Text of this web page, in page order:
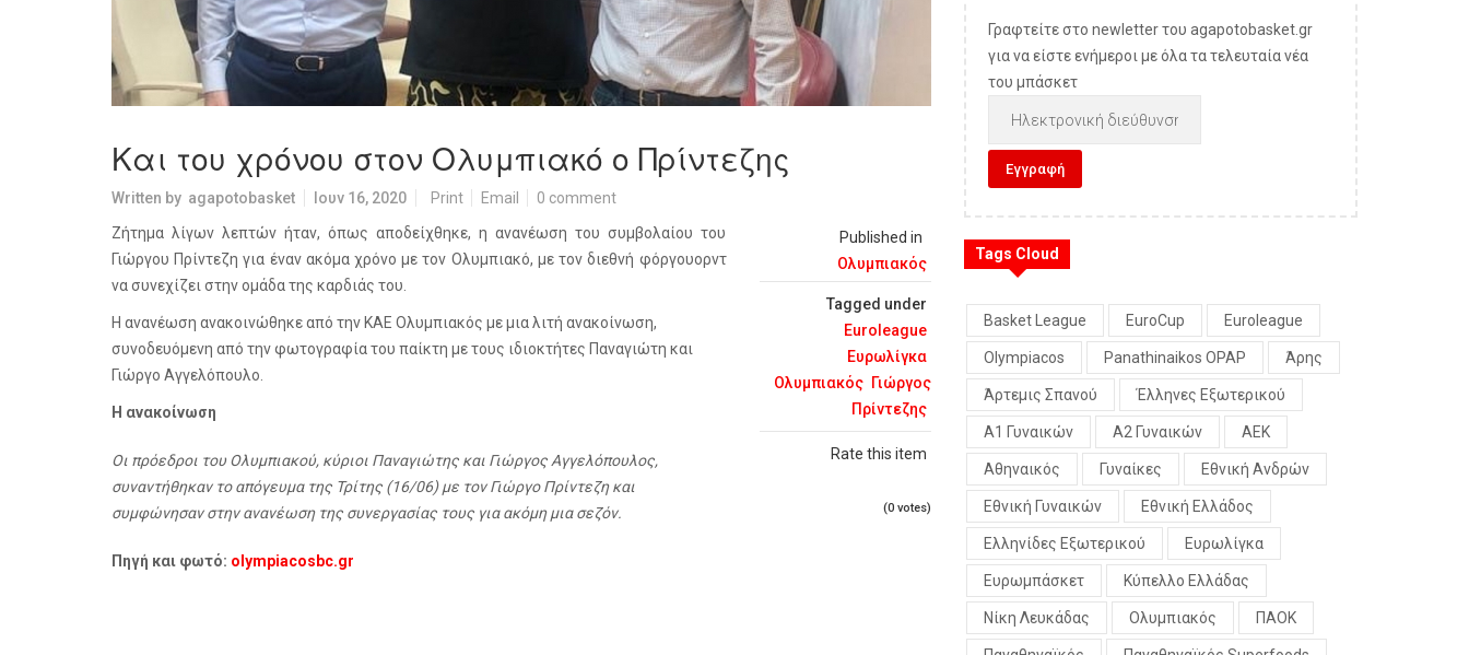
Και του χρόνου στον Ολυμπιακό ο Πρίντεζης
Written by agapotobasket Ιουν 16, 2020 Print Email 0 comment
Published in
Ολυμπιακός
Tagged under
Euroleague
Ευρωλίγκα
Ολυμπιακός Γιώργος
Πρίντεζης
Rate this item
(0 votes)
Ζήτημα λίγων λεπτών ήταν, όπως αποδείχθηκε, η ανανέωση του συμβολαίου του
Γιώργου Πρίντεζη για έναν ακόμα χρόνο με τον Ολυμπιακό, με τον διεθνή φόργουορντ
να συνεχίζει στην ομάδα της καρδιάς του.
Η ανανέωση ανακοινώθηκε από την ΚΑΕ Ολυμπιακός με μια λιτή ανακοίνωση,
συνοδευόμενη από την φωτογραφία του παίκτη με τους ιδιοκτήτες Παναγιώτη και
Γιώργο Αγγελόπουλο.
Η ανακοίνωση
Oι πρόεδροι του Ολυμπιακού, κύριοι Παναγιώτης και Γιώργος Αγγελόπουλος,
συναντήθηκαν το απόγευμα της Τρίτης (16/06) με τον Γιώργο Πρίντεζη και
συμφώνησαν στην ανανέωση της συνεργασίας τους για ακόμη μια σεζόν.
Πηγή και φωτό: olympiacosbc.gr
Γραφτείτε στο newletter του agapotobasket.gr
για να είστε ενήμεροι με όλα τα τελευταία νέα
του μπάσκετ
Tags Cloud
Basket League EuroCup Euroleague
Olympiacos Panathinaikos OPAP Άρης
Άρτεμις Σπανού Έλληνες Εξωτερικού
Α1 Γυναικών Α2 Γυναικών ΑΕΚ
Αθηναικός Γυναίκες Εθνική Ανδρών
Εθνική Γυναικών Εθνική Ελλάδος
Ελληνίδες Εξωτερικού Ευρωλίγκα
Ευρωμπάσκετ Κύπελλο Ελλάδας
Νίκη Λευκάδας Ολυμπιακός ΠΑΟΚ